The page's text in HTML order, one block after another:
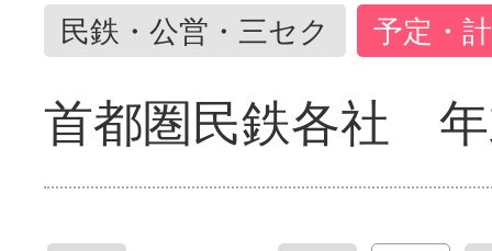
民鉄・公営・三セク 予定・
首都圏民鉄各社